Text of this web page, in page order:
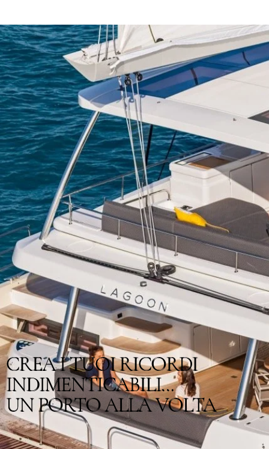
CREA I TUOI RICORDI
INDIMENTICABILI...
UN PORTO ALLA VOLTA